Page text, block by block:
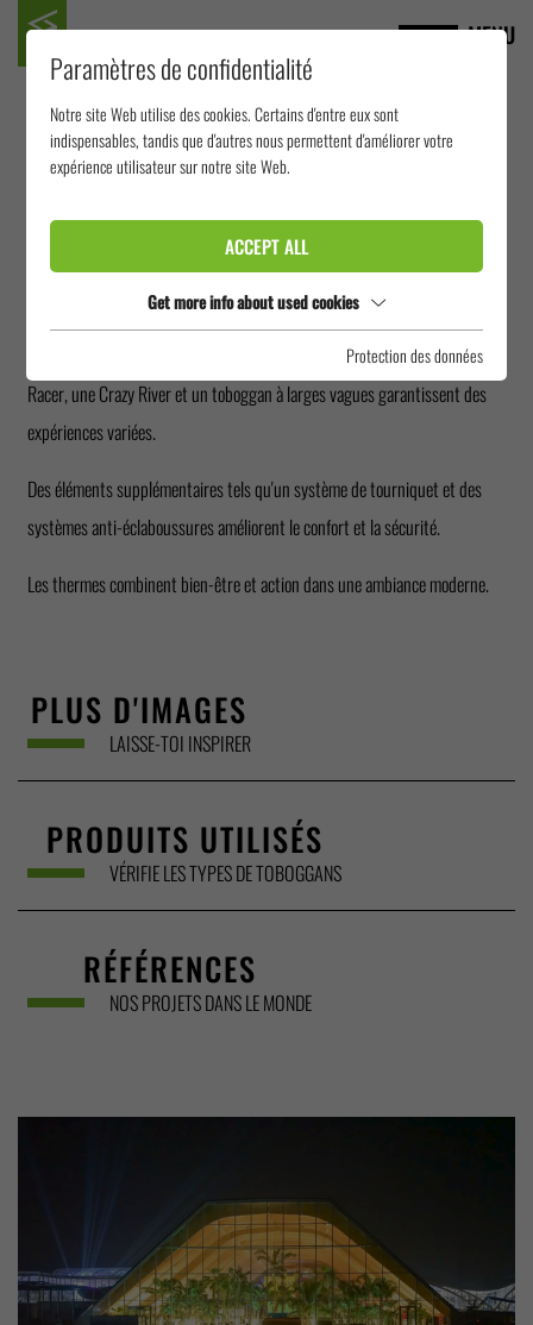
MENU
THERMES DE
BUCAREST BALOTEȘTI
Les thermes de Bucarest en Roumanie font partie des plus grands
thermes d'Europe et offrent également un paysage de toboggans
impressionnant à l'extérieur. Un Boomerang, un Body Bowl, un 2-in-1
Racer, une Crazy River et un toboggan à larges vagues garantissent des
expériences variées.
Des éléments supplémentaires tels qu'un système de tourniquet et des
systèmes anti-éclaboussures améliorent le confort et la sécurité.
Les thermes combinent bien-être et action dans une ambiance moderne.
PLUS D'IMAGES
LAISSE-TOI INSPIRER
PRODUITS UTILISÉS
VÉRIFIE LES TYPES DE TOBOGGANS
RÉFÉRENCES
NOS PROJETS DANS LE MONDE
Paramètres de confidentialité
Notre site Web utilise des cookies. Certains d'entre eux sont
indispensables, tandis que d'autres nous permettent d'améliorer votre
expérience utilisateur sur notre site Web.
ACCEPT ALL
Get more info about used cookies
Protection des données